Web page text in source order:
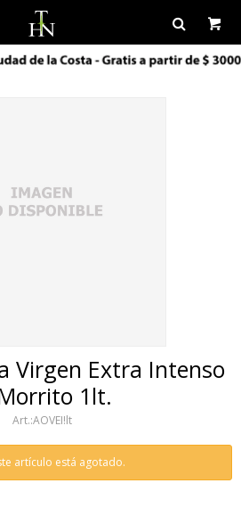
Virgen Extra Intenso
1lt.
AOVEI!lt
artículo está agotado.